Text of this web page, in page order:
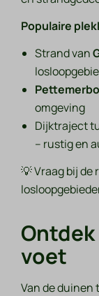
Populaire
Strand van
omgeving
Dijktraject
– rustig en
💡Vraag bij de
voet
Van de duinen